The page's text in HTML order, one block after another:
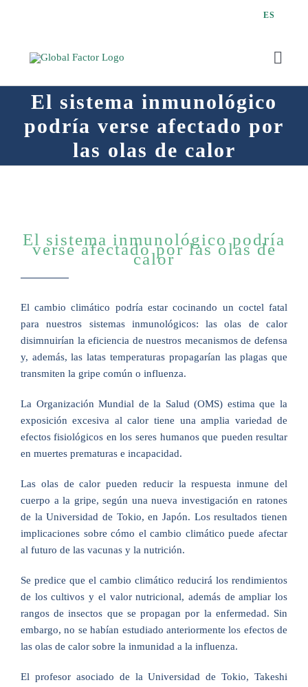
ES
El sistema inmunológico
podría verse afectado por
las olas de calor
El sistema inmunológico podría
verse afectado por las olas de
calor
El cambio climático podría estar cocinando un coctel fatal
para nuestros sistemas inmunológicos: las olas de calor
disimnuirían la eficiencia de nuestros mecanismos de defensa
y, además, las latas temperaturas propagarían las plagas que
transmiten la gripe común o influenza.
La Organización Mundial de la Salud (OMS) estima que la
exposición excesiva al calor tiene una amplia variedad de
efectos fisiológicos en los seres humanos que pueden resultar
en muertes prematuras e incapacidad.
Las olas de calor pueden reducir la respuesta inmune del
cuerpo a la gripe, según una nueva investigación en ratones
de la Universidad de Tokio, en Japón. Los resultados tienen
implicaciones sobre cómo el cambio climático puede afectar
al futuro de las vacunas y la nutrición.
Se predice que el cambio climático reducirá los rendimientos
de los cultivos y el valor nutricional, además de ampliar los
rangos de insectos que se propagan por la enfermedad. Sin
embargo, no se habían estudiado anteriormente los efectos de
las olas de calor sobre la inmunidad a la influenza.
El profesor asociado de la Universidad de Tokio, Takeshi